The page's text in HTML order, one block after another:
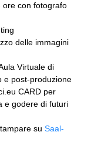
ore con fotografo
delle immagini
Virtuale di
e post-produzione
CARD per
e godere di futuri
su Saal-